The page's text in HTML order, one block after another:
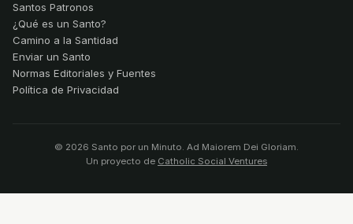
Santos Patronos
¿Qué es un Santo?
Camino a la Santidad
Enviar un Santo
Normas Editoriales y Fuentes
Política de Privacidad
© 2026 Santo por un Minuto. Ad Maiorem Dei Gloriam.
Un proyecto de Catholic Social Ventures